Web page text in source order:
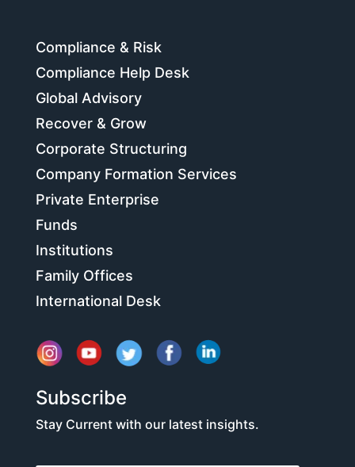
Compliance & Risk
Compliance Help Desk
Global Advisory
Recover & Grow
Corporate Structuring
Company Formation Services
Private Enterprise
Funds
Institutions
Family Offices
International Desk
Subscribe
Stay Current with our latest insights.